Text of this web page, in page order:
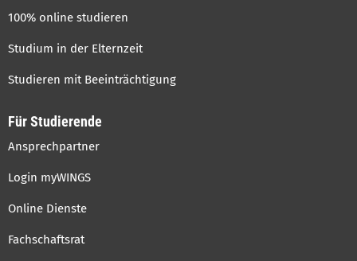
100% online studieren
Studium in der Elternzeit
Studieren mit Beeinträchtigung
Für Studierende
Ansprechpartner
Login myWINGS
Online Dienste
Fachschaftsrat